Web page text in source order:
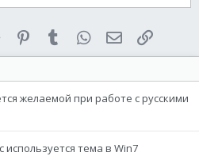
Reddit PinterestTumblr WhatsAppЭлектронная
желаемой при работе с русскими
используется тема в Win7